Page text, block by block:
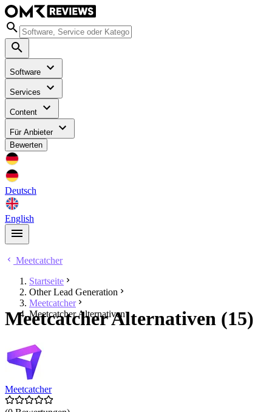
Software
Services
Content
Für Anbieter
Bewerten
Deutsch
English
Meetcatcher
Startseite
Other Lead Generation
Meetcatcher
Meetcatcher Alternativen
Meetcatcher Alternativen (15)
Meetcatcher